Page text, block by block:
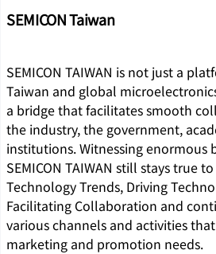
SEMICON Taiwan
SEMICON TAIWAN is not just a
Taiwan and global
a bridge that facilitates smooth
the industry, the government,
institutions. Witnessing enormous
SEMICON TAIWAN still stays true
Technology Trends, Driving
Facilitating Collaboration and
various channels and activities
marketing and promotion needs.